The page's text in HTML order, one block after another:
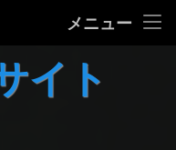
メニュー
イト